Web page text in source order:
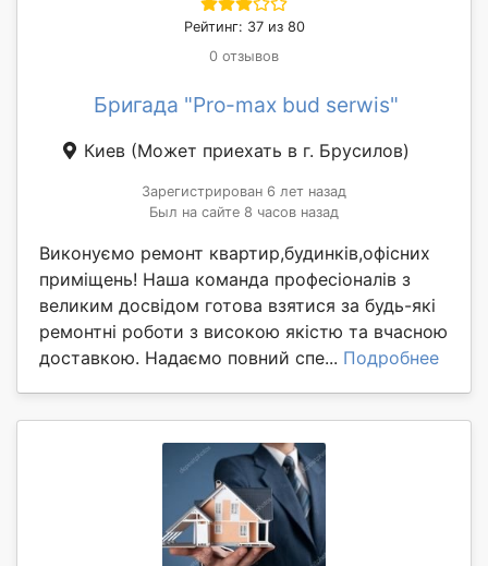
Рейтинг: 37 из 80
0 отзывов
Бригада "Pro-max bud serwis"
Киев (Может приехать в г. Брусилов)
Зарегистрирован 6 лет назад
Был на сайте 8 часов назад
Виконуємо ремонт квартир,будинків,офісних
приміщень! Наша команда професіоналів з
великим досвідом готова взятися за будь-які
ремонтні роботи з високою якістю та вчасною
доставкою. Надаємо повний спе... Подробнее